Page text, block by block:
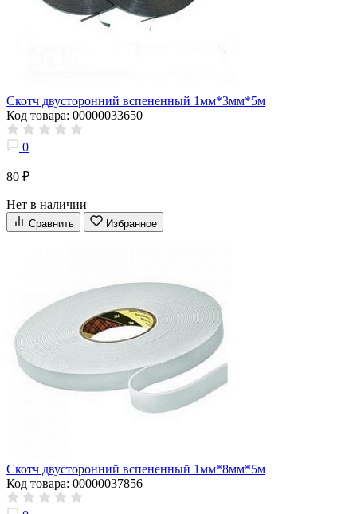
Скотч двусторонний вспененный 1мм*3мм*5м
Код товара: 00000033650
0
80 ₽
Нет в наличии
Сравнить Избранное
Скотч двусторонний вспененный 1мм*8мм*5м
Код товара: 00000037856